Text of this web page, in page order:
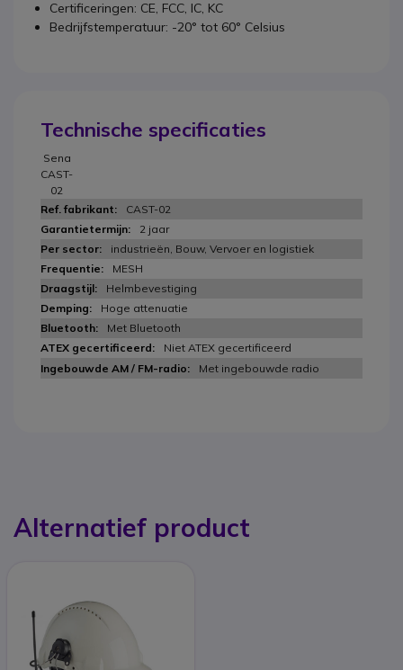
Certificeringen: CE, FCC, IC, KC
Bedrijfstemperatuur: -20° tot 60° Celsius
Technische specificaties
Sena
CAST-
02
CAST-02
2 jaar
industrieën, Bouw, Vervoer en logistiek
MESH
Helmbevestiging
Hoge attenuatie
Met Bluetooth
Niet ATEX gecertificeerd
Met ingebouwde radio
Alternatief product